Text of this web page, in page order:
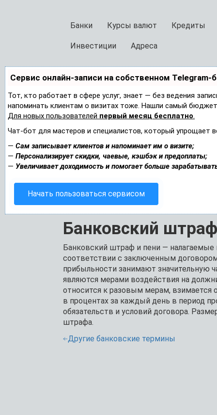
Банки Курсы валют Кредиты
Инвестиции Адреса
Сервис онлайн-записи на собственном Telegram-
Тот, кто работает в сфере услуг, знает — без ведения
напоминать клиентам о визитах тоже. Нашли самый
Для новых пользователей первый месяц бесплатно
Чат-бот для мастеров и специалистов, который упрощает
— Сам записывает клиентов и напоминает им о визите;
— Персонализирует скидки, чаевые, кэшбэк и предоплаты;
— Увеличивает доходимость и помогает больше
Начать пользоваться сервисом
Банковский
Банковский штраф и пени — налагаемые
соответствии с заключенным
прибыльности занимают значительную
являются мерами воздействия на
относится к разовым мерам, взимается
в процентах за каждый день в период
обязательств и условий договора.
штрафа.
Другие банковские термины